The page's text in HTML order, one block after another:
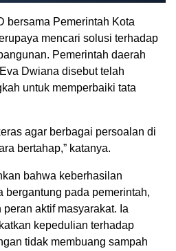
bersama Pemerintah Kota
mencari solusi terhadap
Pemerintah daerah
Dwiana disebut telah
untuk memperbaiki tata
agar berbagai persoalan di
bertahap,” katanya.
bahwa keberhasilan
bergantung pada pemerintah,
aktif masyarakat. Ia
kepedulian terhadap
tidak membuang sampah